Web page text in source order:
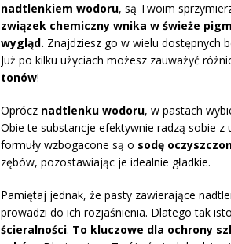
nadtlenkiem wodoru, są Twoim
związek chemiczny wnika w świeże
wygląd. Znajdziesz go w wielu dostępnych
Już po kilku użyciach możesz zauważyć
tonów!
Oprócz nadtlenku wodoru, w pastach
Obie te substancje efektywnie radzą sobie
formuły wzbogacone są o sodę
zębów, pozostawiając je idealnie gładkie.
Pamiętaj jednak, że pasty zawierające
prowadzi do ich rozjaśnienia. Dlatego tak
ścieralności. To kluczowe dla ochrony